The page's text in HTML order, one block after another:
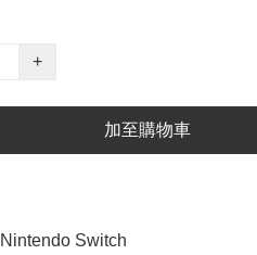
+
加至購物車
Switch